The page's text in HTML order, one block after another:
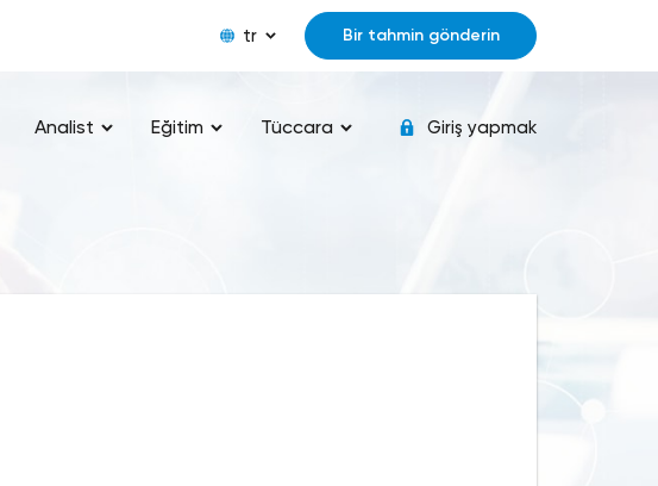
tr Bir tahmin gönderin
Analist Eğitim Tüccara Giriş yapmak